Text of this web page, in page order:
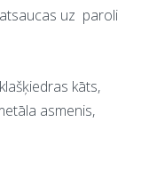
uz paroli
kāts,
asmenis,